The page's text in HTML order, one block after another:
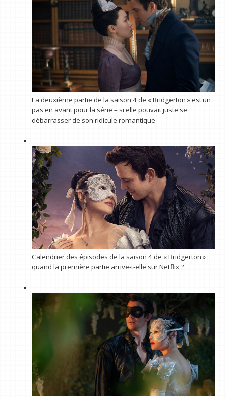
La deuxième partie de la saison 4 de « Bridgerton » est un
pas en avant pour la série – si elle pouvait juste se
débarrasser de son ridicule romantique
Calendrier des épisodes de la saison 4 de « Bridgerton » :
quand la première partie arrive-t-elle sur Netflix ?